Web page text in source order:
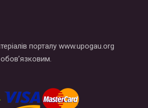
порталу www.upogau.org